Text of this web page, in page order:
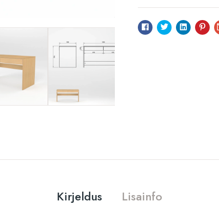
Facebook
TwitterLinkedin
Kirjeldus Lisainfo